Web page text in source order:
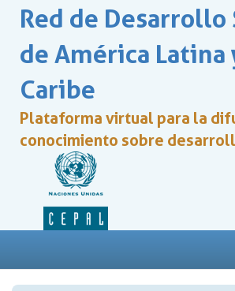
Red de Desarrollo
de América Latina
Caribe
Plataforma virtual para la
conocimiento sobre